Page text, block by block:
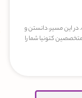
این مسیر، دانستن و
کتونیا شما را